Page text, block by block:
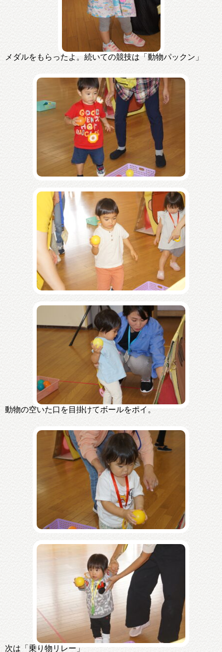
メダルをもらったよ。続いての競技は「動物パックン」
動物の空いた口を目掛けてボールをポイ。
次は「乗り物リレー」